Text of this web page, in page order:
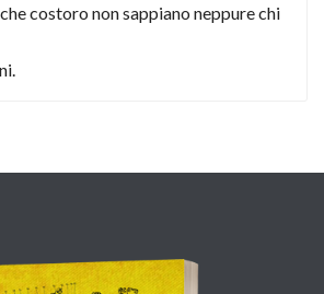
costoro non sappiano neppure chi